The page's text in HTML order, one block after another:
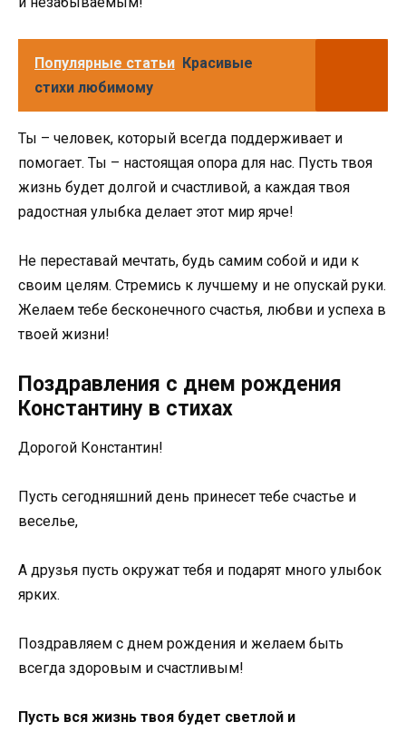
Популярные статьи Красивые
стихи любимому
Ты – человек, который всегда поддерживает и
помогает. Ты – настоящая опора для нас. Пусть твоя
жизнь будет долгой и счастливой, а каждая твоя
радостная улыбка делает этот мир ярче!
Не переставай мечтать, будь самим собой и иди к
своим целям. Стремись к лучшему и не опускай руки.
Желаем тебе бесконечного счастья, любви и успеха в
твоей жизни!
Поздравления с днем рождения
Константину в стихах
Дорогой Константин!
Пусть сегодняшний день принесет тебе счастье и
веселье,
А друзья пусть окружат тебя и подарят много улыбок
ярких.
Поздравляем с днем рождения и желаем быть
всегда здоровым и счастливым!
Пусть вся жизнь твоя будет светлой и